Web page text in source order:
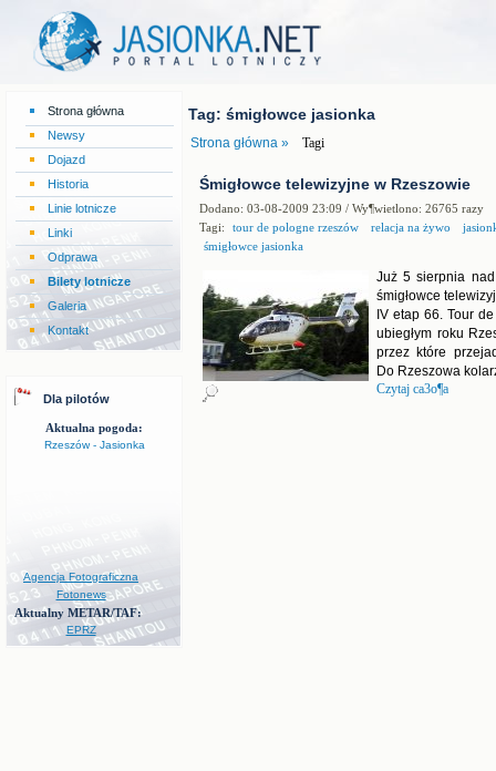
Strona główna
Newsy
Dojazd
Historia
Linie lotnicze
Linki
Odprawa
Bilety lotnicze
Galeria
Kontakt
Dla pilotów
Aktualna pogoda:
Rzeszów - Jasionka
Agencja Fotograficzna
Fotonews
Aktualny METAR/TAF:
EPRZ
Tag: śmigłowce jasionka
Strona główna » Tagi
Śmigłowce telewizyjne w Rzeszowie
Dodano: 03-08-2009 23:09 / Wy¶wietlono: 26765 razy
Tagi:
tour de pologne rzeszów relacja na żywo
śmigłowce jasionka
Już 5 sierpnia
śmigłowce
IV etap 66. Tour
ubiegłym roku
przez które
Do Rzeszowa
Czytaj ca3o¶a